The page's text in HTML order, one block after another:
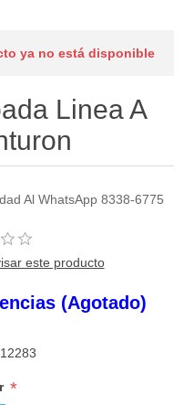
ya no está disponible
Linea A
Al WhatsApp 8338-6775
este producto
(Agotado)
*